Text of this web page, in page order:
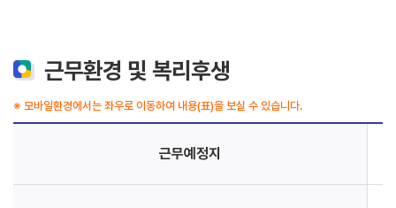
근무환경 및 복리후생
※ 모바일환경에서는 좌우로 이동하여 내용(표)을 보실 수 있습니다.
근무예정지